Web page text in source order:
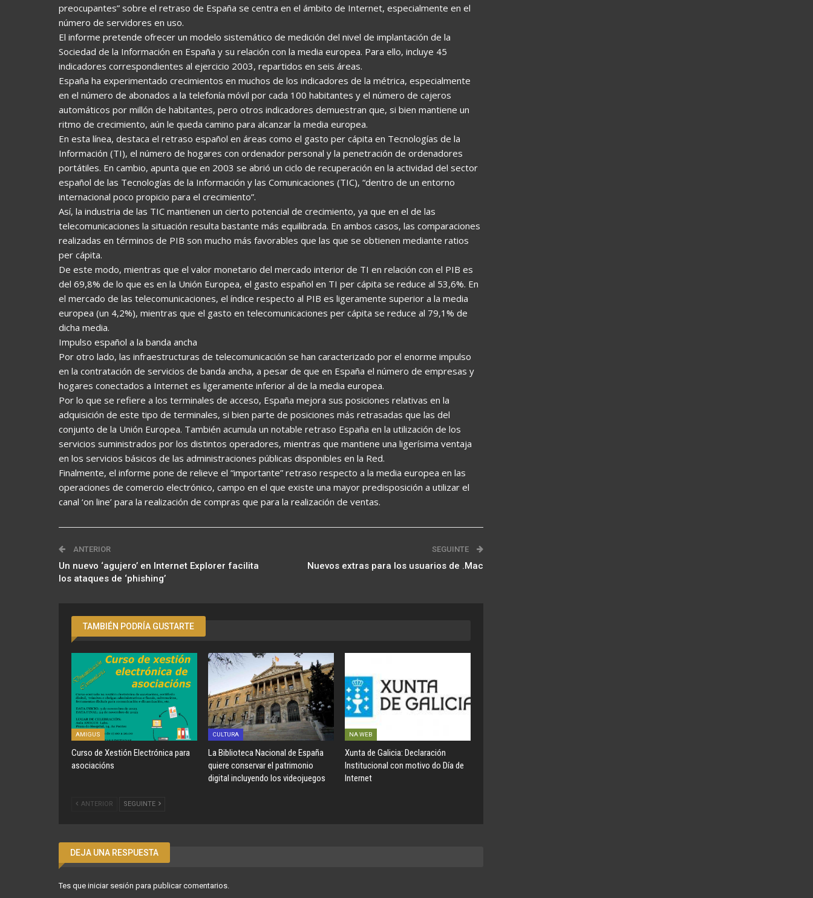
preocupantes” sobre el retraso de España se centra en el ámbito de Internet, especialmente en el
número de servidores en uso.
El informe pretende ofrecer un modelo sistemático de medición del nivel de implantación de la
Sociedad de la Información en España y su relación con la media europea. Para ello, incluye 45
indicadores correspondientes al ejercicio 2003, repartidos en seis áreas.
España ha experimentado crecimientos en muchos de los indicadores de la métrica, especialmente
en el número de abonados a la telefonía móvil por cada 100 habitantes y el número de cajeros
automáticos por millón de habitantes, pero otros indicadores demuestran que, si bien mantiene un
ritmo de crecimiento, aún le queda camino para alcanzar la media europea.
En esta línea, destaca el retraso español en áreas como el gasto per cápita en Tecnologías de la
Información (TI), el número de hogares con ordenador personal y la penetración de ordenadores
portátiles. En cambio, apunta que en 2003 se abrió un ciclo de recuperación en la actividad del sector
español de las Tecnologías de la Información y las Comunicaciones (TIC), “dentro de un entorno
internacional poco propicio para el crecimiento”.
Así, la industria de las TIC mantienen un cierto potencial de crecimiento, ya que en el de las
telecomunicaciones la situación resulta bastante más equilibrada. En ambos casos, las comparaciones
realizadas en términos de PIB son mucho más favorables que las que se obtienen mediante ratios
per cápita.
De este modo, mientras que el valor monetario del mercado interior de TI en relación con el PIB es
del 69,8% de lo que es en la Unión Europea, el gasto español en TI per cápita se reduce al 53,6%. En
el mercado de las telecomunicaciones, el índice respecto al PIB es ligeramente superior a la media
europea (un 4,2%), mientras que el gasto en telecomunicaciones per cápita se reduce al 79,1% de
dicha media.
Impulso español a la banda ancha
Por otro lado, las infraestructuras de telecomunicación se han caracterizado por el enorme impulso
en la contratación de servicios de banda ancha, a pesar de que en España el número de empresas y
hogares conectados a Internet es ligeramente inferior al de la media europea.
Por lo que se refiere a los terminales de acceso, España mejora sus posiciones relativas en la
adquisición de este tipo de terminales, si bien parte de posiciones más retrasadas que las del
conjunto de la Unión Europea. También acumula un notable retraso España en la utilización de los
servicios suministrados por los distintos operadores, mientras que mantiene una ligerísima ventaja
en los servicios básicos de las administraciones públicas disponibles en la Red.
Finalmente, el informe pone de relieve el “importante” retraso respecto a la media europea en las
operaciones de comercio electrónico, campo en el que existe una mayor predisposición a utilizar el
canal ‘on line’ para la realización de compras que para la realización de ventas.
ANTERIOR
Un nuevo ‘agujero’ en Internet Explorer facilita
los ataques de ‘phishing’
SEGUINTE
Nuevos extras para los usuarios de .Mac
TAMBIÉN PODRÍA GUSTARTE
AMIGUS
Curso de Xestión Electrónica para
asociacións
CULTURA
La Biblioteca Nacional de España
quiere conservar el patrimonio
digital incluyendo los videojuegos
NA WEB
Xunta de Galicia: Declaración
Institucional con motivo do Día de
Internet
ANTERIOR SEGUINTE
DEJA UNA RESPUESTA
Tes que iniciar sesión para publicar comentarios.